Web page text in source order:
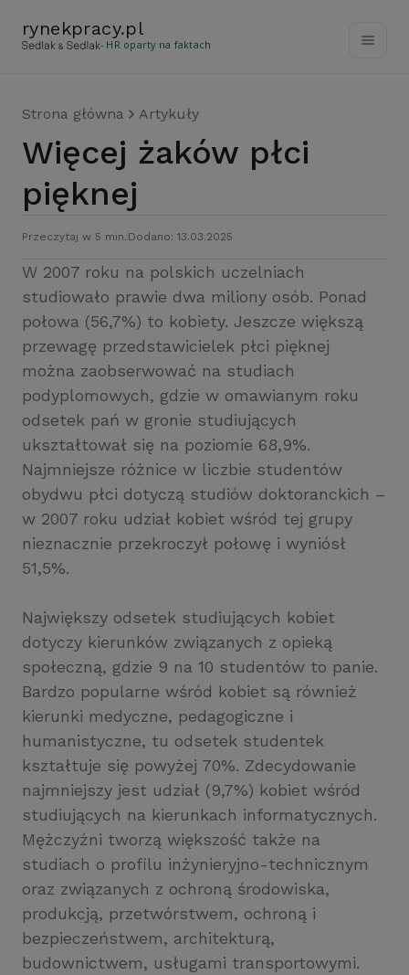
rynekpracy.pl
- HR oparty na faktach
Strona główna Artykuły
Więcej żaków płci
pięknej
Przeczytaj w 5 min. Dodano: 13.03.2025
W 2007 roku na polskich uczelniach
studiowało prawie dwa miliony osób. Ponad
połowa (56,7%) to kobiety. Jeszcze większą
przewagę przedstawicielek płci pięknej
można zaobserwować na studiach
podyplomowych, gdzie w omawianym roku
odsetek pań w gronie studiujących
ukształtował się na poziomie 68,9%.
Najmniejsze różnice w liczbie studentów
obydwu płci dotyczą studiów doktoranckich –
w 2007 roku udział kobiet wśród tej grupy
nieznacznie przekroczył połowę i wyniósł
51,5%.
Największy odsetek studiujących kobiet
dotyczy kierunków związanych z opieką
społeczną, gdzie 9 na 10 studentów to panie.
Bardzo popularne wśród kobiet są również
kierunki medyczne, pedagogiczne i
humanistyczne, tu odsetek studentek
kształtuje się powyżej 70%. Zdecydowanie
najmniejszy jest udział (9,7%) kobiet wśród
studiujących na kierunkach informatycznych.
Mężczyźni tworzą większość także na
studiach o profilu inżynieryjno-technicznym
oraz związanych z ochroną środowiska,
produkcją, przetwórstwem, ochroną i
bezpieczeństwem, architekturą,
budownictwem, usługami transportowymi.